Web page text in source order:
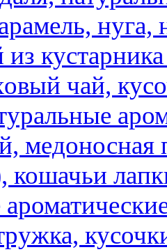
нуга,
из
чай,
медоносная
кошачьи